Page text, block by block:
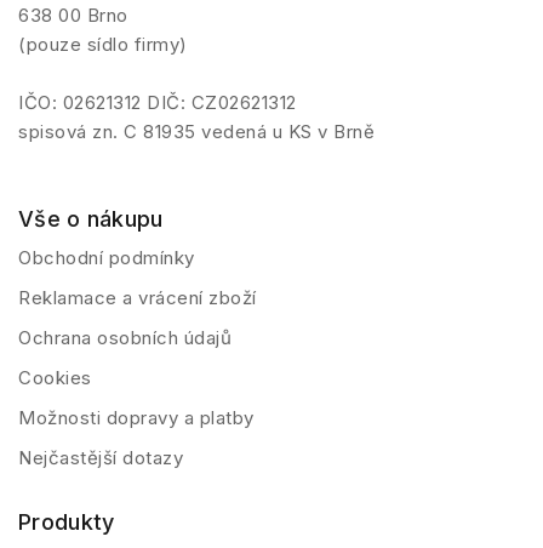
638 00 Brno
(pouze sídlo firmy)
IČO: 02621312 DIČ: CZ02621312
spisová zn. C 81935 vedená u KS v Brně
Vše o nákupu
Obchodní podmínky
Reklamace a vrácení zboží
Ochrana osobních údajů
Cookies
Možnosti dopravy a platby
Nejčastější dotazy
Produkty